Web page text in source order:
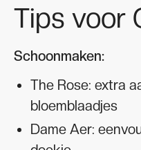
Tips voor
Schoonmaken:
The Rose: extra
bloemblaadjes
Dame Aer: